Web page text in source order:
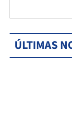
ÚLTIMAS